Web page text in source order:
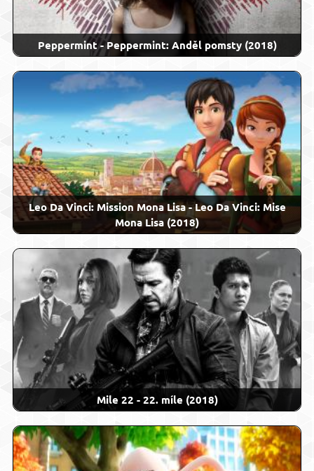
Peppermint - Peppermint: Anděl pomsty (2018)
Leo Da Vinci: Mission Mona Lisa - Leo Da Vinci: Mise
Mona Lisa (2018)
Mile 22 - 22. míle (2018)